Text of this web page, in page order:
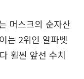
머스크의 순자산
는 2위인 알파벳
훨씬 앞선 수치